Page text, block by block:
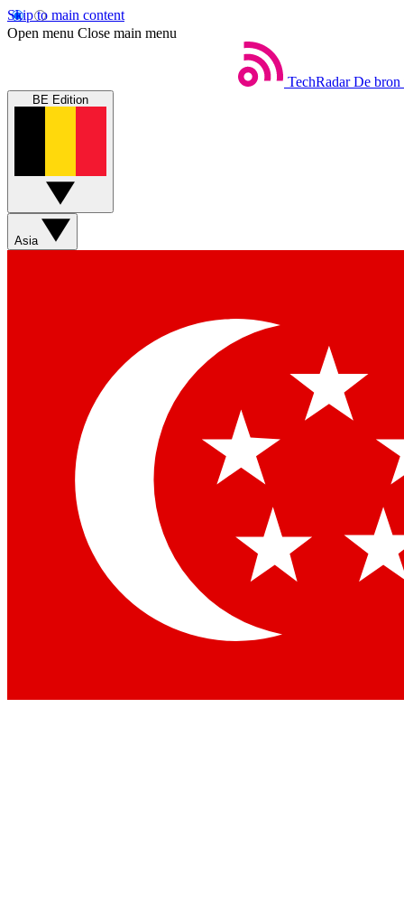
Skip to main content
Open menu Close main menu
TechRadar De bron
BE Edition
Asia